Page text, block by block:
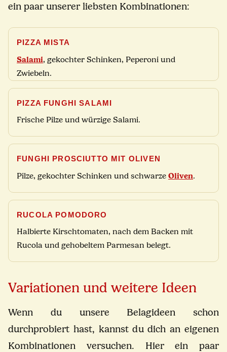
ein paar unserer liebsten Kombinationen:
PIZZA MISTA
Salami, gekochter Schinken, Peperoni und
Zwiebeln.
PIZZA FUNGHI SALAMI
Frische Pilze und würzige Salami.
FUNGHI PROSCIUTTO MIT OLIVEN
Pilze, gekochter Schinken und schwarze Oliven.
RUCOLA POMODORO
Halbierte Kirschtomaten, nach dem Backen mit
Rucola und gehobeltem Parmesan belegt.
Variationen und weitere Ideen
Wenn du unsere Belagideen schon
durchprobiert hast, kannst du dich an eigenen
Kombinationen versuchen. Hier ein paar